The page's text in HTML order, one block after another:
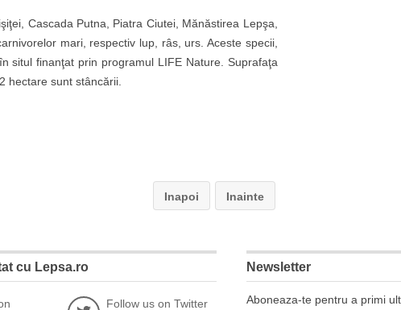
Cascada Putna, Piatra Ciutei, Mănăstirea Lepşa,
mari, respectiv lup, râs, urs. Aceste specii,
situl finanţat prin programul LIFE Nature. Suprafaţa
hectare sunt stâncării.
Inapoi Inainte
cu Lepsa.ro
Follow us on Twitter
Newsletter
Aboneaza-te pentru a primi